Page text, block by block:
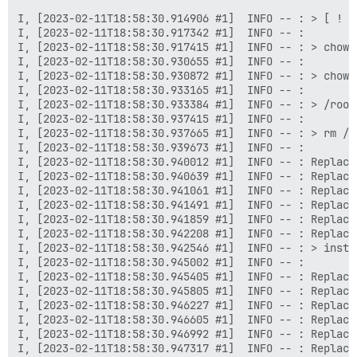
I, [2023-02-11T18:58:30.914906 #1]  INFO -- : > [ !
I, [2023-02-11T18:58:30.917342 #1]  INFO -- :
I, [2023-02-11T18:58:30.917415 #1]  INFO -- : >
I, [2023-02-11T18:58:30.930655 #1]  INFO -- :
I, [2023-02-11T18:58:30.930872 #1]  INFO -- : >
I, [2023-02-11T18:58:30.933165 #1]  INFO -- :
I, [2023-02-11T18:58:30.933384 #1]  INFO -- : > /root/
I, [2023-02-11T18:58:30.937415 #1]  INFO -- :
I, [2023-02-11T18:58:30.937665 #1]  INFO -- : > rm /
I, [2023-02-11T18:58:30.939673 #1]  INFO -- :
I, [2023-02-11T18:58:30.940012 #1]  INFO -- :
I, [2023-02-11T18:58:30.940639 #1]  INFO -- :
I, [2023-02-11T18:58:30.941061 #1]  INFO -- :
I, [2023-02-11T18:58:30.941491 #1]  INFO -- :
I, [2023-02-11T18:58:30.941859 #1]  INFO -- :
I, [2023-02-11T18:58:30.942208 #1]  INFO -- :
I, [2023-02-11T18:58:30.942546 #1]  INFO -- : >
I, [2023-02-11T18:58:30.945002 #1]  INFO -- :
I, [2023-02-11T18:58:30.945405 #1]  INFO -- :
I, [2023-02-11T18:58:30.945805 #1]  INFO -- :
I, [2023-02-11T18:58:30.946227 #1]  INFO -- :
I, [2023-02-11T18:58:30.946605 #1]  INFO -- :
I, [2023-02-11T18:58:30.946992 #1]  INFO -- :
I, [2023-02-11T18:58:30.947317 #1]  INFO -- :